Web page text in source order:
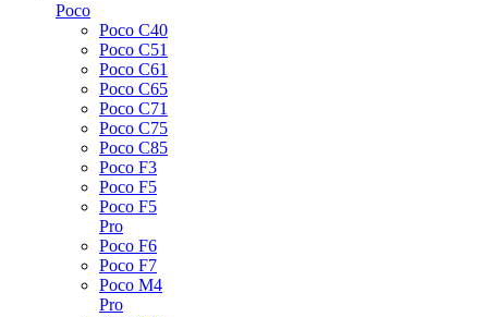
Poco
Poco C40
Poco C51
Poco C61
Poco C65
Poco C71
Poco C75
Poco C85
Poco F3
Poco F5
Poco F5
Pro
Poco F6
Poco F7
Poco M4
Pro